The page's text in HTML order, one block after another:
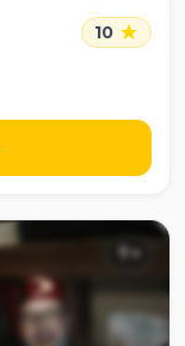
10
7 +